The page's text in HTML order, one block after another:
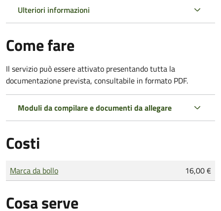
Ulteriori informazioni
Come fare
Il servizio può essere attivato presentando tutta la
documentazione prevista, consultabile in formato PDF.
Moduli da compilare e documenti da allegare
Costi
Tipo di pagamento
Importo
Marca da bollo 16,00 €
Cosa serve